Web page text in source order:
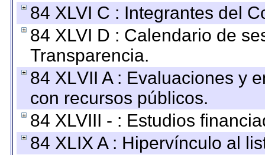
84 XLVI C : Integrantes del
84 XLVI D : Calendario de
Transparencia.
84 XLVII A : Evaluaciones y
con recursos públicos.
84 XLVIII - : Estudios
84 XLIX A : Hipervínculo al